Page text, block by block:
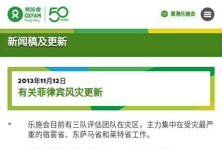
香港乐施会 菜单
开始主要内容
新闻稿及更新
2013年11月12日
有关菲律宾风灾更新
乐施会目前有三队评估团队在灾区，主力集中在受灾最严
重的宿雾省、东萨马省和莱特省工作。